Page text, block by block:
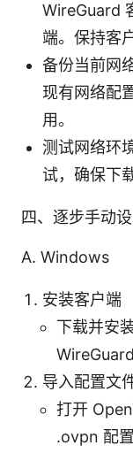
WireGuard
端。保持客
备份当前网
现有网络配
用。
测试网络环
试，确保下
四、逐步手动
A. Windows
安装客户端
下载并安
导入配置文
打开
.ovpn 配